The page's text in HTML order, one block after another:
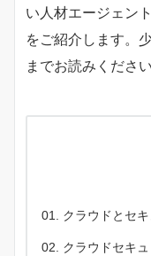
い人材エージェン
をご紹介します。
までお読みください
クラウドとセ
クラウドセキ